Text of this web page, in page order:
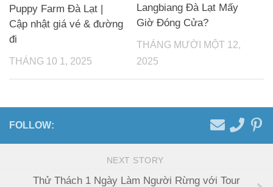
Puppy Farm Đà Lạt |
Cập nhật giá vé & đường
đi
THÁNG 10 1, 2025
Langbiang Đà Lạt Mấy
Giờ Đóng Cửa?
THÁNG MƯỜI MỘT 12,
2025
FOLLOW:
NEXT STORY
Thử Thách 1 Ngày Làm Người Rừng với Tour